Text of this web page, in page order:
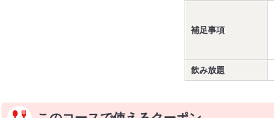
補足事項
飲み放題